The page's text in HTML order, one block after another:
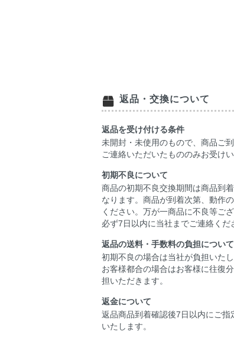
返品・交換について
返品を受け付ける条件
未開封・未使用のもので、商品ご
ご連絡いただいたもののみお受けい
初期不良について
商品の初期不良交換期間は商品到
なります。商品が到着次第、動作
ください。万が一商品に不良等ござ
必ず7日以内に当社までご連絡くだ
返品の送料・手数料の負担について
初期不良の場合は当社が負担いたし
お客様都合の場合はお客様に往復
担いただきます。
返金について
返品商品到着確認後7日以内にご指
いたします。